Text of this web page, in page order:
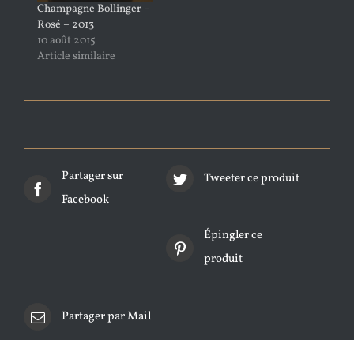
Champagne Bollinger –
Rosé – 2013
10 août 2015
Article similaire
Partager sur
Facebook
Tweeter ce produit
Épingler ce
produit
Partager par Mail